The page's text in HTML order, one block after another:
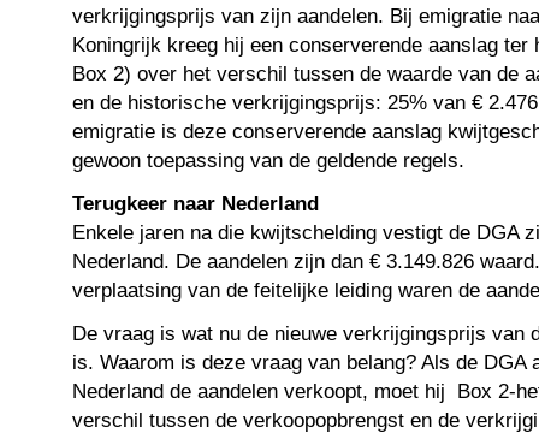
verkrijgingsprijs van zijn aandelen. Bij emigratie
Koningrijk kreeg hij een conserverende aanslag ter
Box 2) over het verschil tussen de waarde van de
en de historische verkrijgingsprijs: 25% van €
emigratie is deze conserverende aanslag
gewoon toepassing van de geldende regels.
Terugkeer naar Nederland
Enkele jaren na die kwijtschelding vestigt de DGA
Nederland. De aandelen zijn dan € 3.149.826
verplaatsing van de feitelijke leiding waren de
De vraag is wat nu de nieuwe verkrijgingsprijs van
is. Waarom is deze vraag van belang? Als de DGA
Nederland de aandelen verkoopt, moet hij Box 2-
verschil tussen de verkoopopbrengst en de